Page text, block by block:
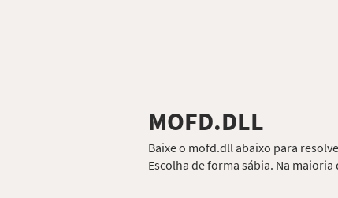
MOFD.DLL
Baixe o mofd.dll abaixo para
Escolha de forma sábia. Na maioria